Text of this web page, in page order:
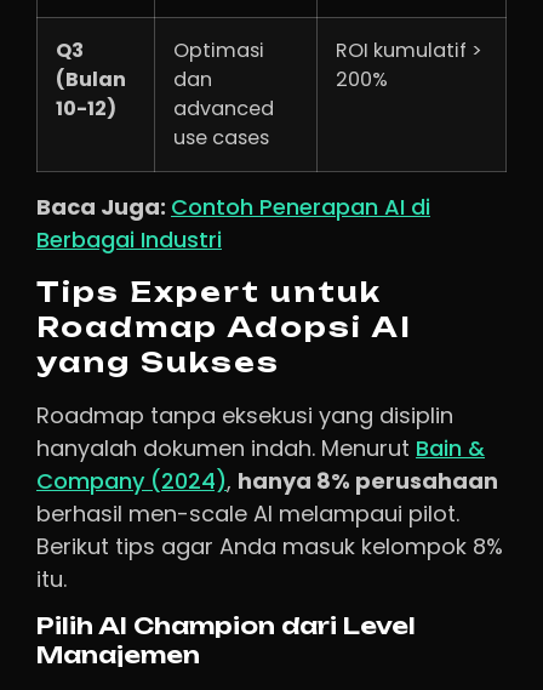
Q3
(Bulan
10-12)
Optimasi
dan
advanced
use cases
ROI kumulatif >
200%
Baca Juga: Contoh Penerapan AI di
Berbagai Industri
Tips Expert untuk
Roadmap Adopsi AI
yang Sukses
Roadmap tanpa eksekusi yang disiplin
hanyalah dokumen indah. Menurut Bain &
Company (2024), hanya 8% perusahaan
berhasil men-scale AI melampaui pilot.
Berikut tips agar Anda masuk kelompok 8%
itu.
Pilih AI Champion dari Level
Manajemen